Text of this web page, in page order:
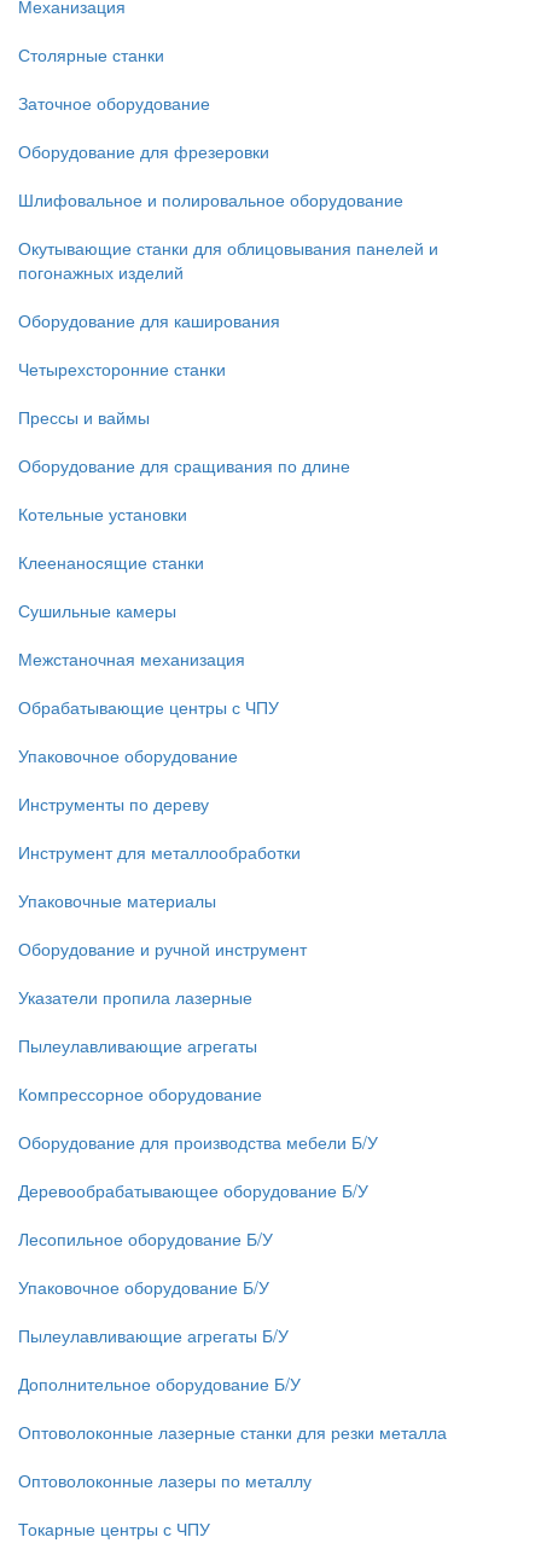
Механизация
Столярные станки
Заточное оборудование
Оборудование для фрезеровки
Шлифовальное и полировальное оборудование
Окутывающие станки для облицовывания панелей и
погонажных изделий
Оборудование для каширования
Четырехсторонние станки
Прессы и ваймы
Оборудование для сращивания по длине
Котельные установки
Клеенаносящие станки
Сушильные камеры
Межстаночная механизация
Обрабатывающие центры с ЧПУ
Упаковочное оборудование
Инструменты по дереву
Инструмент для металлообработки
Упаковочные материалы
Оборудование и ручной инструмент
Указатели пропила лазерные
Пылеулавливающие агрегаты
Компрессорное оборудование
Оборудование для производства мебели Б/У
Деревообрабатывающее оборудование Б/У
Лесопильное оборудование Б/У
Упаковочное оборудование Б/У
Пылеулавливающие агрегаты Б/У
Дополнительное оборудование Б/У
Оптоволоконные лазерные станки для резки металла
Оптоволоконные лазеры по металлу
Токарные центры с ЧПУ